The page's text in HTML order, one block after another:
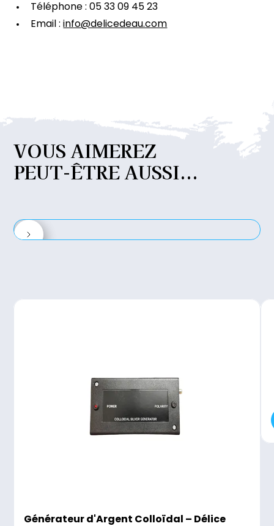
Téléphone : 05 33 09 45 23
Email :info@delicedeau.com
VOUSAIMEREZ
PEUT-ÊTREAUSSI...
Générateur d'Argent Colloïdal – Délice